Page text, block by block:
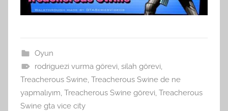
Oyun
rodriguezi vurma görevi, silah görevi,
Treacherous Swine, Treacherous Swine de ne
yapmalıyım, Treacherous Swine görevi, Treacherous
Swine gta vice city